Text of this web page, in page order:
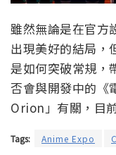
雖然無論是在官方
出現美好的結局，
是如何突破常規，
否會與開發中的《
Orion」有關，目
Tags: Anime Expo